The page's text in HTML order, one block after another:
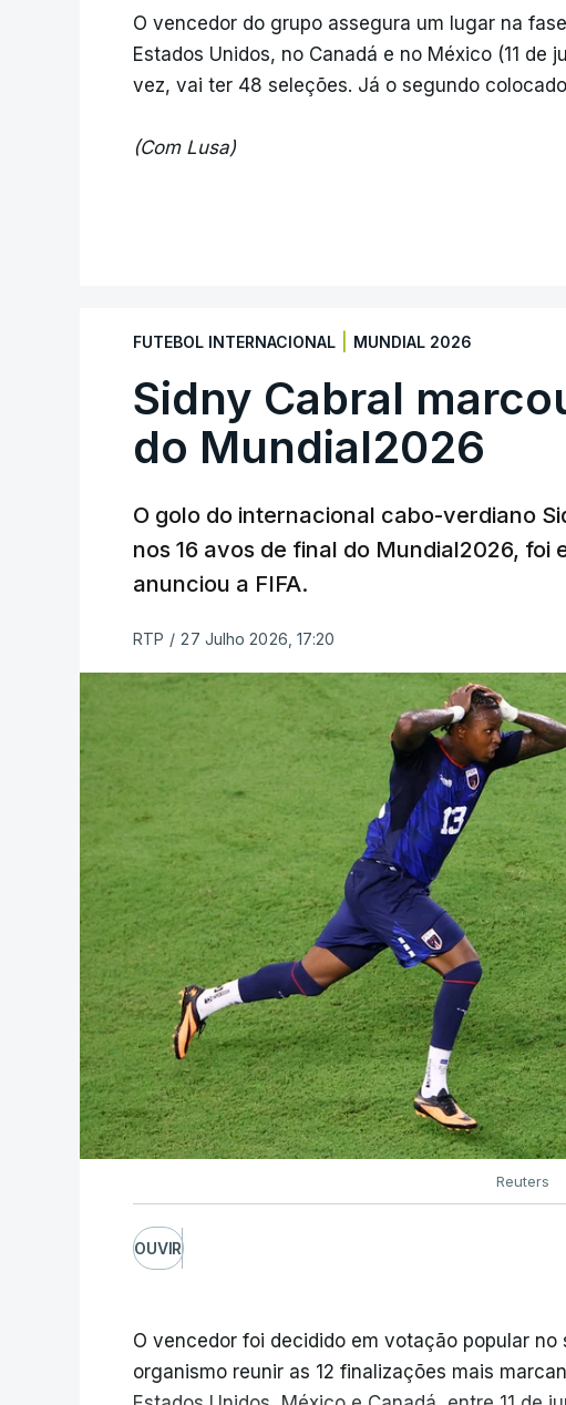
O vencedor do grupo assegura um lugar na
Estados Unidos, no Canadá e no México (11 de
vez, vai ter 48 seleções. Já o segundo
(Com Lusa)
FUTEBOL INTERNACIONAL MUNDIAL 2026
Sidny Cabral
do Mundial2026
O golo do internacional cabo-verdiano
nos 16 avos de final do Mundial2026, foi
anunciou a FIFA.
RTP / 27 Julho 2026, 17:20
Reuters
OUVIR
O vencedor foi decidido em votação popular no
organismo reunir as 12 finalizações mais